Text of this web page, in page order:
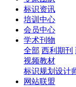
标识资讯
培训中心
会员中心
学术刊物
全部 西利期刊
视频教材
标识规划设计
网站联盟